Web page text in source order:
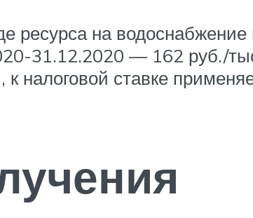
ресурса на водоснабжение
31.12.2020 — 162 руб./
налоговой ставке